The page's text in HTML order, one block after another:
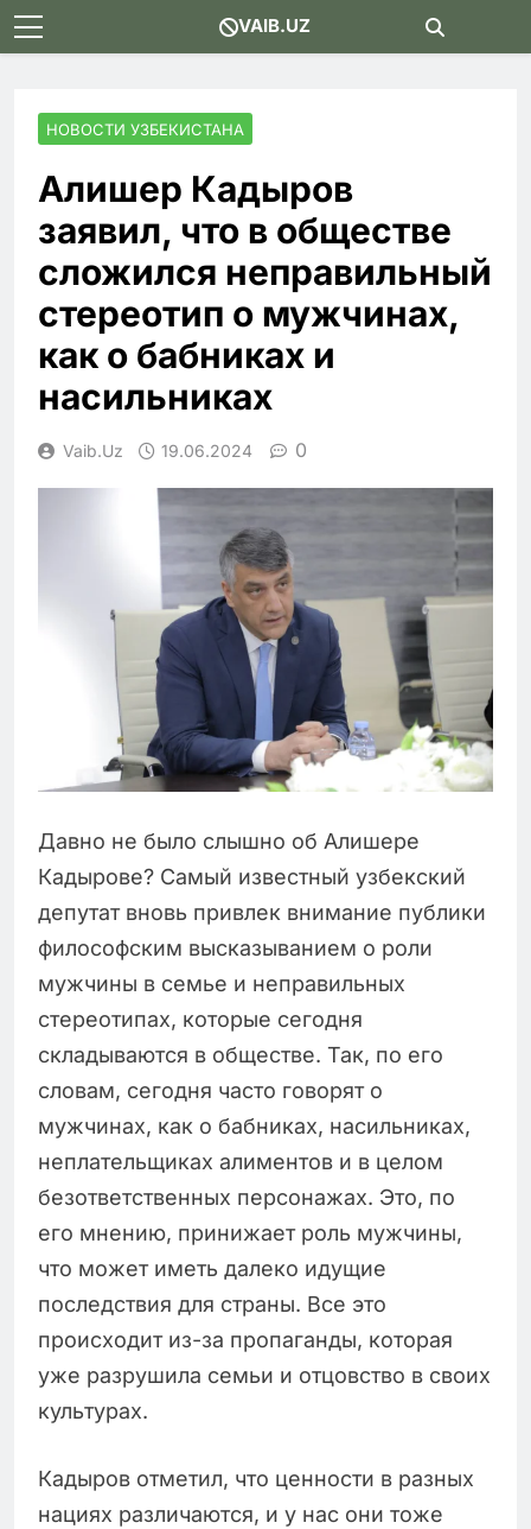
Skip
to
VAIB.UZ
НОВОСТИ УЗБЕКИСТАНА
Алишер Кадыров
заявил, что в обществе
сложился неправильный
стереотип о мужчинах,
как о бабниках и
насильниках
Vaib.uz 19.06.2024 0
Давно не было слышно об Алишере
Кадырове? Самый известный узбекский
депутат вновь привлек внимание публики
философским высказыванием о роли
мужчины в семье и неправильных
стереотипах, которые сегодня
складываются в обществе. Так, по его
словам, сегодня часто говорят о
мужчинах, как о бабниках, насильниках,
неплательщиках алиментов и в целом
безответственных персонажах. Это, по
его мнению, принижает роль мужчины,
что может иметь далеко идущие
последствия для страны. Все это
происходит из-за пропаганды, которая
уже разрушила семьи и отцовство в своих
культурах.
Кадыров отметил, что ценности в разных
нациях различаются, и у нас они тоже